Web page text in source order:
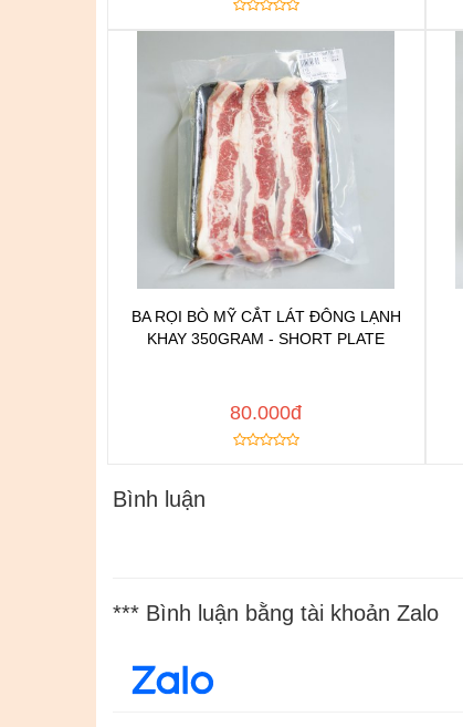
Chat để được tư vấn
BA RỌI BÒ MỸ CẮT LÁT ĐÔNG LẠNH
KHAY 350GRAM - SHORT PLATE
80.000đ
Bình luận
*** Bình luận bằng tài khoản Zalo